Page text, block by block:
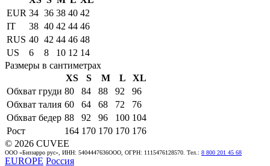
EUR 34 36 38 40 42
IT
38 40 42 44 46
RUS 40 42 44 46 48
US
6 8 10 12 14
Размеры в сантиметрах
XS
S M L
XL
Обхват груди 80 84 88 92
96
Обхват талия 60 64 68 72
76
Обхват бедер 88 92 96 100 104
Рост
164 170 170 170 176
© 2026 CUVEE
ООО «Биззарро рус», ИНН: 5404447636ООО, ОГРН: 1115476128570. Тел.: 8 800 201 45 68
EUROPE Россия